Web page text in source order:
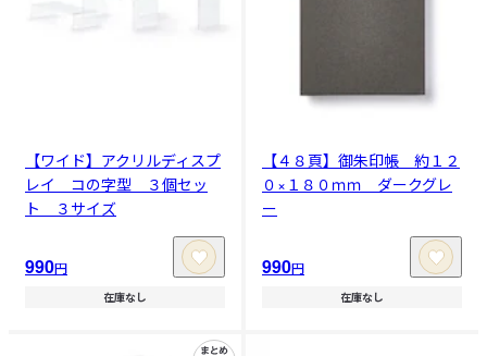
【ワイド】アクリルディスプ
レイ コの字型 ３個セッ
ト ３サイズ
990円
在庫なし
【４８頁】御朱印帳 約１２
０×１８０ｍｍ ダークグレ
ー
990円
在庫なし